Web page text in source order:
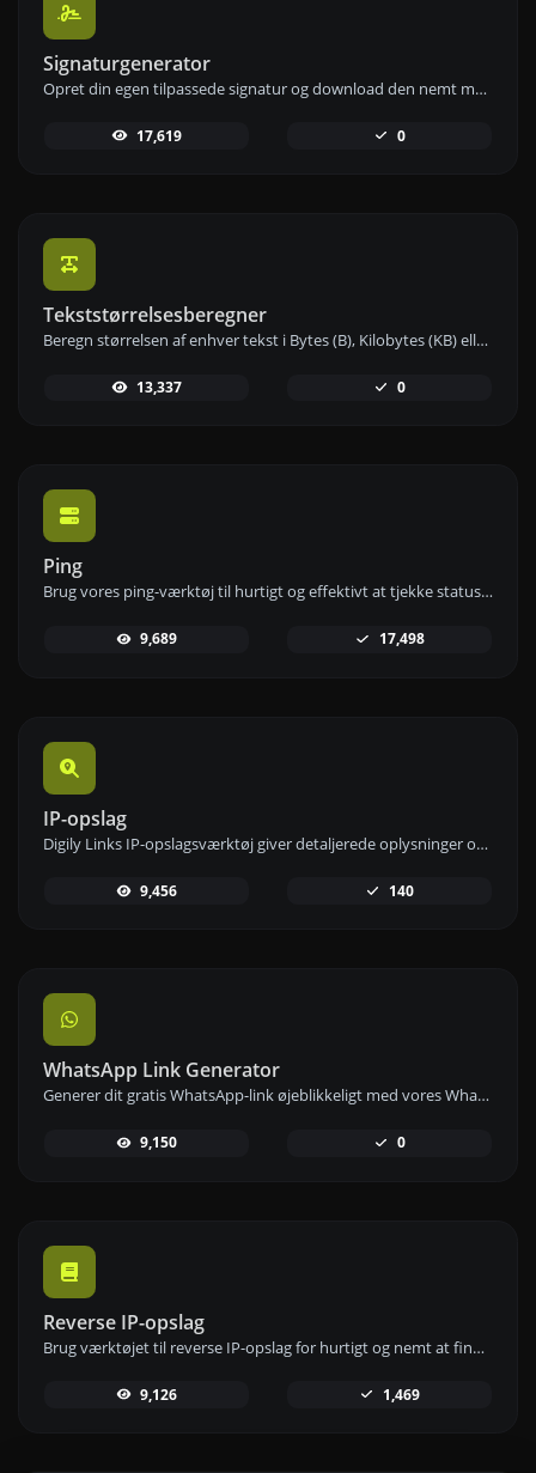
Signaturgenerator
Opret din egen tilpassede signatur og download den nemt med vores signaturgeneratorværktøj til personlige e-signaturer.
17,619 0
Tekststørrelsesberegner
Beregn størrelsen af enhver tekst i Bytes (B), Kilobytes (KB) eller Megabytes (MB) ved hjælp af vores tekststørrelsesberegner.
13,337 0
Ping
Brug vores ping-værktøj til hurtigt og effektivt at tjekke status og svartid for enhver hjemmeside, server eller port.
9,689 17,498
IP-opslag
Digily Links IP-opslagsværktøj giver detaljerede oplysninger om enhver IP-adresse. Brug denne gratis online tjeneste til at få omfattende IP-data.
9,456 140
WhatsApp Link Generator
Generer dit gratis WhatsApp-link øjeblikkeligt med vores WhatsApp Link Generator. Tilføj en tilpasset besked og start chats med ét klik – ingen login eller kodning krævet.
9,150 0
Reverse IP-opslag
Brug værktøjet til reverse IP-opslag for hurtigt og nemt at finde det domæne eller den vært, der er knyttet til en IP-adresse.
9,126 1,469